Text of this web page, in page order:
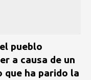
pueblo
a causa de un
que ha parido la